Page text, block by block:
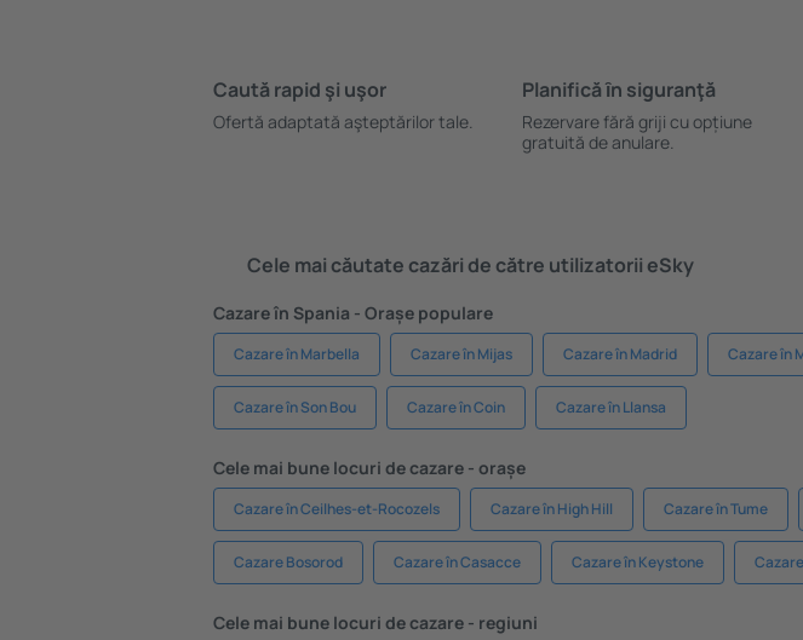
Caută rapid şi uşor
Ofertă adaptată aşteptărilor tale.
Planifică ȋn siguranţă
Rezervare fără griji cu opțiune
gratuită de anulare.
Cele mai căutate cazări de către utilizatorii eSky
Cazare în Spania - Orașe populare
Cazare în Marbella Cazare în Mijas Cazare în Madrid Cazare în
Cazare în Son Bou Cazare în Coin Cazare în Llansa
Cele mai bune locuri de cazare - orașe
Cazare în Ceilhes-et-Rocozels Cazare în High Hill Cazare în Tume
Cazare Bosorod Cazare în Casacce Cazare în Keystone
Cele mai bune locuri de cazare - regiuni